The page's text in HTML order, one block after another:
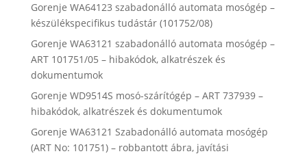
Gorenje WA64123 szabadonálló automata mosógép –
készülékspecifikus tudástár (101752/08)
Gorenje WA63121 szabadonálló automata mosógép –
ART 101751/05 – hibakódok, alkatrészek és
dokumentumok
Gorenje WD9514S mosó-szárítógép – ART 737939 –
hibakódok, alkatrészek és dokumentumok
Gorenje WA63121 Szabadonálló automata mosógép
(ART No: 101751) – robbantott ábra, javítási